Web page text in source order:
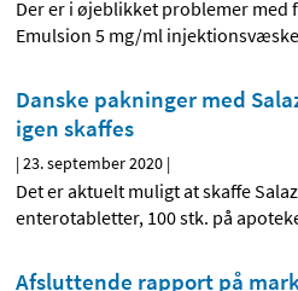
Der er i øjeblikket problemer med
Emulsion 5 mg/ml
Danske pakninger med
igen skaffes
|23. september 2020 |
Det er aktuelt muligt at skaffe
enterotabletter, 100 stk. på
Afsluttende rapport på